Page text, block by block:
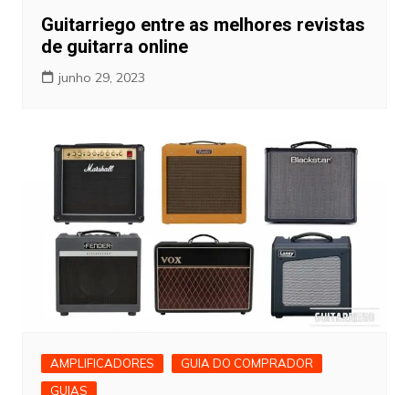
Guitarriego entre as melhores revistas
de guitarra online
junho 29, 2023
AMPLIFICADORES
GUIA DO COMPRADOR
GUIAS